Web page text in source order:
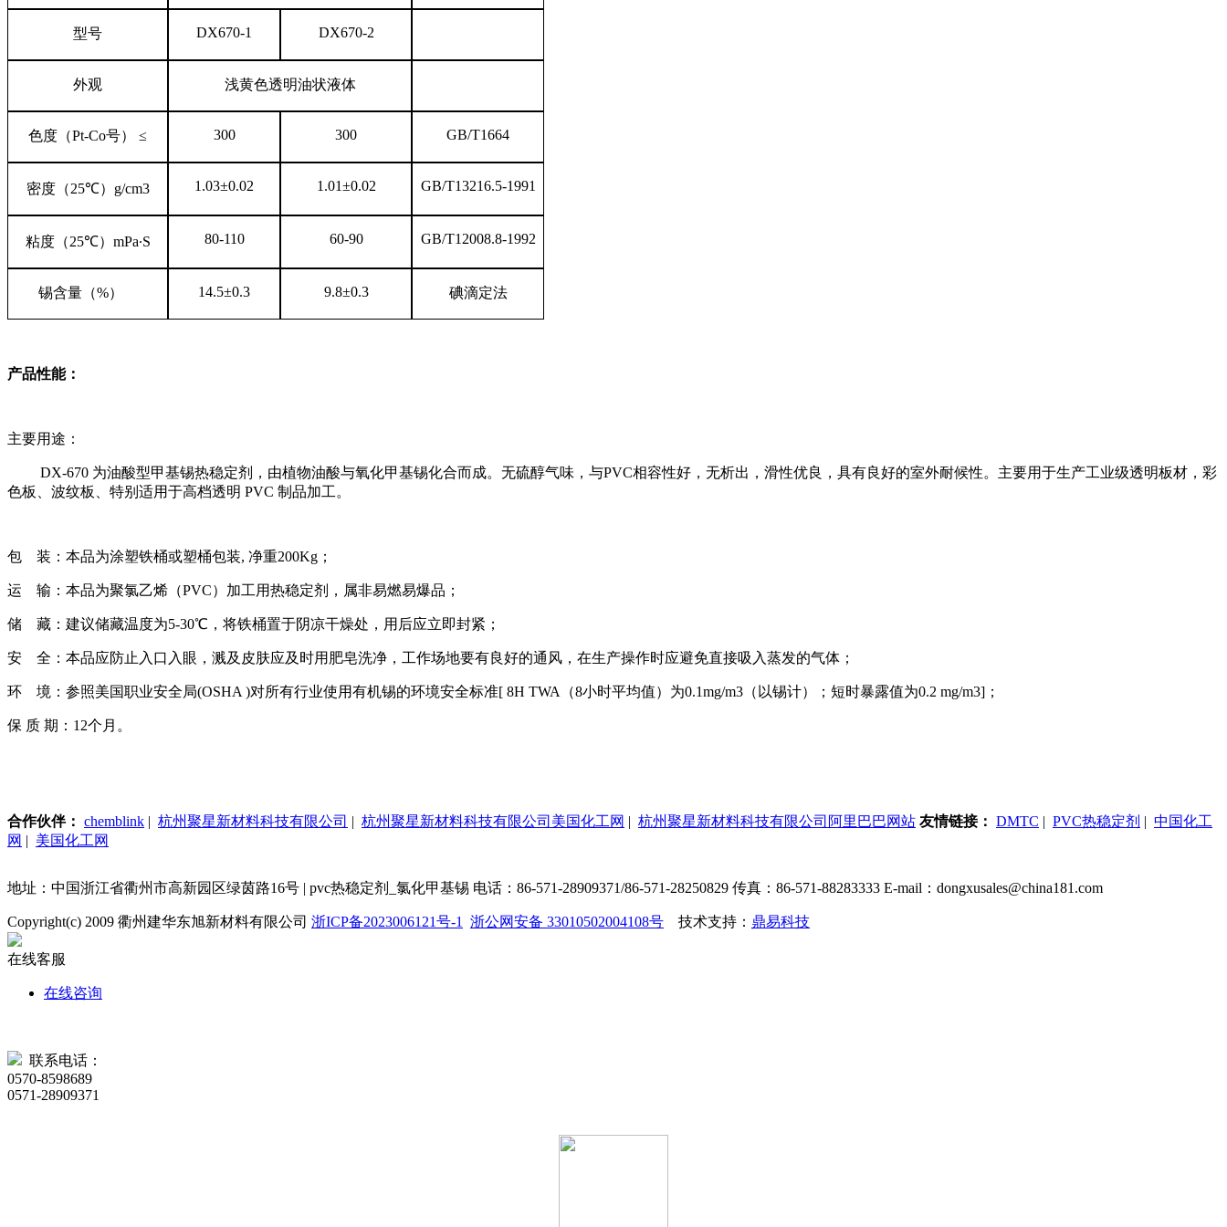
型号 DX670-1 DX670-2
外观 浅黄色透明油状液体
色度（Pt-Co号） ≤ 300 300 GB/T1664
密度（25℃） g/cm3 1.03±0.02 1.01±0.02 GB/T13216.5-1991
粘度（25℃） mPa∙S 80-110 60-90 GB/T12008.8-1992
锡含量（%） 14.5±0.3 9.8±0.3 碘滴定法
产品性能：
主要用途：
DX-670 为油酸型甲基锡热稳定剂，由植物油酸与氧化甲基锡化合而成。无硫醇气味，与PVC相容性好，无析出，滑性优良，具有良好的室外耐候性。主要用于生产工业级透明板材，彩
色板、波纹板、特别适用于高档透明 PVC 制品加工。
包 装：本品为涂塑铁桶或塑桶包装, 净重200Kg ；
运 输：本品为聚氯乙烯（PVC）加工用热稳定剂，属非易燃易爆品；
储 藏：建议储藏温度为5-30℃ ，将铁桶置于阴凉干燥处，用后应立即封紧；
安 全：本品应防止入口入眼，溅及皮肤应及时用肥皂洗净，工作场地要有良好的通风，在生产操作时应避免直接吸入蒸发的气体；
环 境：参照美国职业安全局(OSHA )对所有行业使用有机锡的环境安全标准[ 8H TWA （8小时平均值）为0.1mg/m3 （以锡计）；短时暴露值为0.2 mg/m3] ；
保 质 期： 12个月。
合作伙伴： chemblink | 杭州聚星新材料科技有限公司 | 杭州聚星新材料科技有限公司美国化工网 | 杭州聚星新材料科技有限公司阿里巴巴网站 友情链接： DMTC | PVC热稳定剂 | 中国化工
网 | 美国化工网
地址：中国浙江省衢州市高新园区绿茵路16号 | pvc热稳定剂_氯化甲基锡 电话：86-571-28909371/86-571-28250829 传真：86-571-88283333 E-mail：dongxusales@china181.com
Copyright(c) 2009 衢州建华东旭新材料有限公司 浙ICP备2023006121号-1 浙公网安备 33010502004108号 技术支持： 鼎易科技
在线客服
在线咨询
联系电话：
0570-8598689
0571-28909371